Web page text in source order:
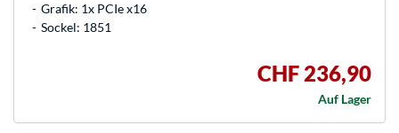
Grafik: 1x PCIe x16
Sockel: 1851
CHF 236,90
Auf Lager